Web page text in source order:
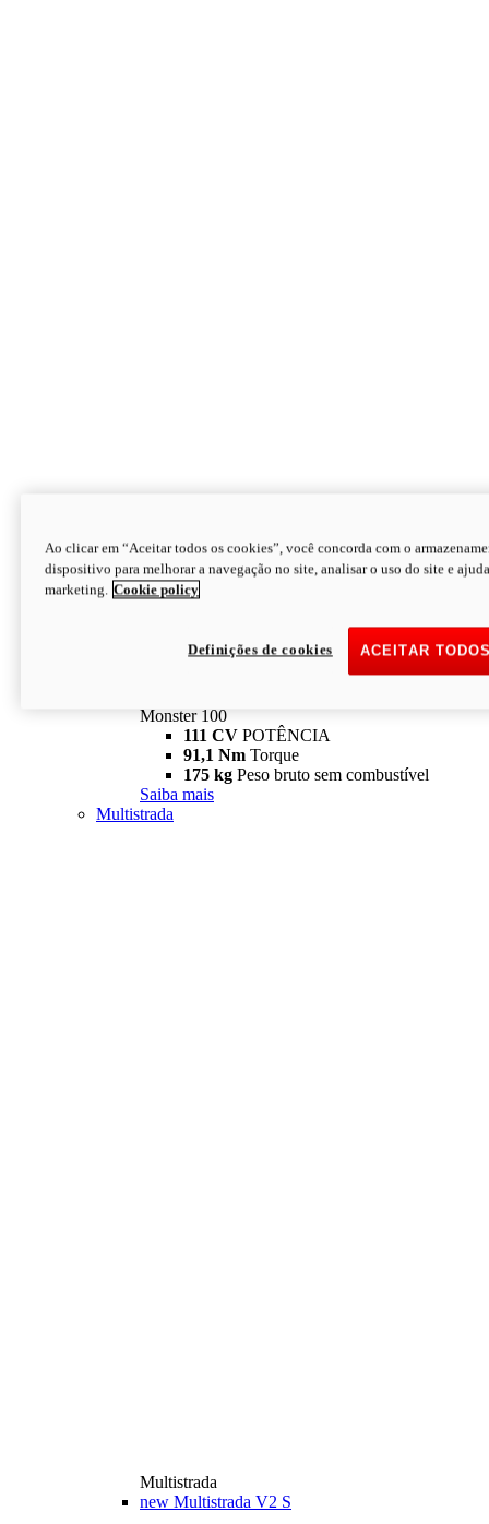
Monster
Monster 100
111 CV POTÊNCIA
91,1 Nm Torque
175 kg Peso bruto sem combustível
Saiba mais
Multistrada
Multistrada
new Multistrada V2 S
Ao clicar em “Aceitar todos os cookies”, você concorda com o
dispositivo para melhorar a navegação no site, analisar o uso do site e
marketing. Cookie policy
ACEITAR
Definições de cookies